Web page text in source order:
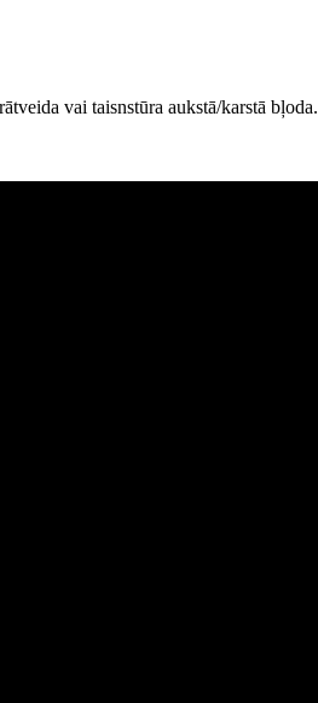
vai taisnstūra aukstā/karstā bļoda.